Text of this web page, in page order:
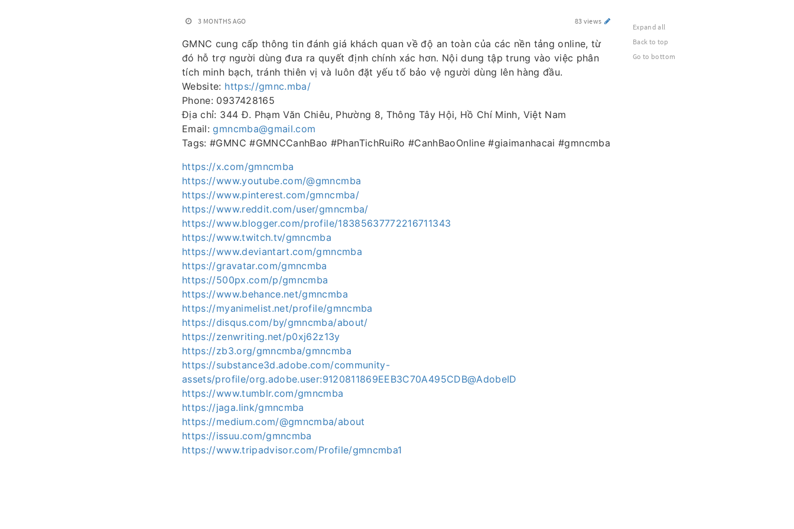
3 MONTHS AGO 83 views
GMNC cung cấp thông tin đánh giá khách quan về độ an toàn của các nền tảng online, từ
đó hỗ trợ người dùng đưa ra quyết định chính xác hơn. Nội dung tập trung vào việc phân
tích minh bạch, tránh thiên vị và luôn đặt yếu tố bảo vệ người dùng lên hàng đầu.
Website: https://gmnc.mba/
Phone: 0937428165
Địa chỉ: 344 Đ. Phạm Văn Chiêu, Phường 8, Thông Tây Hội, Hồ Chí Minh, Việt Nam
Email:gmncmba@gmail.com
Tags: #GMNC #GMNCCanhBao #PhanTichRuiRo #CanhBaoOnline #giaimanhacai #gmncmba
https://x.com/gmncmba
https://www.youtube.com/@gmncmba
https://www.pinterest.com/gmncmba/
https://www.reddit.com/user/gmncmba/
https://www.blogger.com/profile/18385637772216711343
https://www.twitch.tv/gmncmba
https://www.deviantart.com/gmncmba
https://gravatar.com/gmncmba
https://500px.com/p/gmncmba
https://www.behance.net/gmncmba
https://myanimelist.net/profile/gmncmba
https://disqus.com/by/gmncmba/about/
https://zenwriting.net/p0xj62z13y
https://zb3.org/gmncmba/gmncmba
https://substance3d.adobe.com/community-
assets/profile/org.adobe.user:9120811869EEB3C70A495CDB@AdobeID
https://www.tumblr.com/gmncmba
https://jaga.link/gmncmba
https://medium.com/@gmncmba/about
https://issuu.com/gmncmba
https://www.tripadvisor.com/Profile/gmncmba1
Expand all
Back to top
Go to bottom